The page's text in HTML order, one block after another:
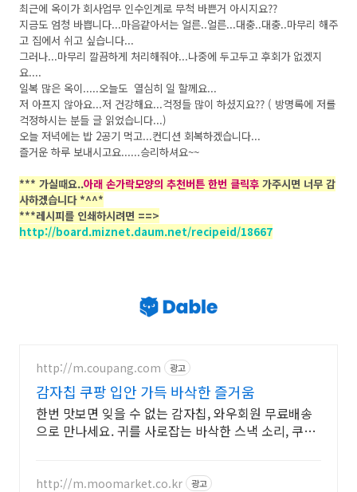
최근에 옥이가 회사업무 인수인계로 무척 바쁜거 아시지요??
지금도 엄청 바쁩니다...마음같아서는 얼른..얼른...대충..대충..마무리 해주
고 집에서 쉬고 싶습니다...
그러나...마무리 깔끔하게 처리해줘야...나중에 두고두고 후회가 없겠지
요....
일복 많은 옥이.....오늘도 열심히 일 할께요...
저 아프지 않아요...저 건강해요...걱정들 많이 하셨지요?? ( 방명록에 저를
걱정하시는 분들 글 읽었습니다...)
오늘 저녁에는 밥 2공기 먹고...컨디션 회복하겠습니다...
즐거운 하루 보내시고요......승리하셔요~~
*** 가실때요..아래 손가락모양의 추천버튼 한번 클릭후 가주시면 너무 감
사하겠습니다 *^^*
***레시피를 인쇄하시려면 ==>
http://board.miznet.daum.net/recipeid/18667
http://m.coupang.com 광고
감자칩 쿠팡 입안 가득 바삭한 즐거움
한번 맛보면 잊을 수 없는 감자칩, 와우회원 무료배송
으로 만나세요. 귀를 사로잡는 바삭한 스낵 소리, 쿠팡
http://m.moomarket.co.kr 광고